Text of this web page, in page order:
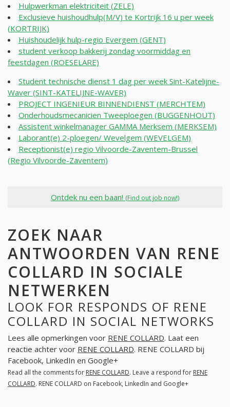
Hulpwerkman elektriciteit (ZELE)
Exclusieve huishoudhulp(M/V) te Kortrijk 16 u per week
(KORTRIJK)
Huishoudelijk hulp-regio Evergem (GENT)
student verkoop bakkerij zondag voormiddag en
feestdagen (ROESELARE)
Student technische dienst 1 dag per week Sint-Katelijne-
Waver (SINT-KATELIJNE-WAVER)
PROJECT INGENIEUR BINNENDIENST (MERCHTEM)
Onderhoudsmecanicien Tweeploegen (BUGGENHOUT)
Assistent winkelmanager GAMMA Merksem (MERKSEM)
Laborant(e) 2-ploegen/ Wevelgem (WEVELGEM)
Receptionist(e) regio Vilvoorde-Zaventem-Brussel
(Regio Vilvoorde-Zaventem)
Ontdek nu een baan! (Find out job now!)
ZOEK NAAR
ANTWOORDEN VAN RENE
COLLARD IN SOCIALE
NETWERKEN
LOOK FOR RESPONDS OF RENE
COLLARD IN SOCIAL NETWORKS
Lees alle opmerkingen voor RENE COLLARD. Laat een
reactie achter voor RENE COLLARD. RENE COLLARD bij
Facebook, LinkedIn en Google+
Read all the comments for RENE COLLARD. Leave a respond for RENE
COLLARD. RENE COLLARD on Facebook, LinkedIn and Google+